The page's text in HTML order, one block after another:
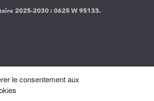
le consentement aux
2025-2030 :0625 W 95133.